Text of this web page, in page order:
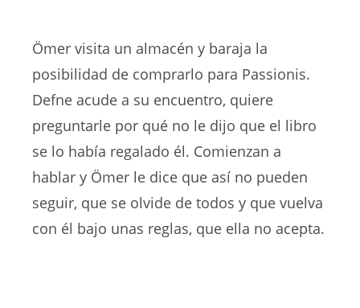
Ömer visita un almacén y baraja la
posibilidad de comprarlo para Passionis.
Defne acude a su encuentro, quiere
preguntarle por qué no le dijo que el libro
se lo había regalado él. Comienzan a
hablar y Ömer le dice que así no pueden
seguir, que se olvide de todos y que vuelva
con él bajo unas reglas, que ella no acepta.